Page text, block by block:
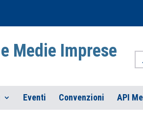
Medie Imprese
Eventi Convenzioni API